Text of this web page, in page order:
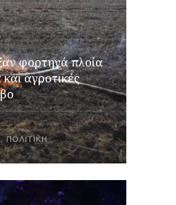
φορτηγά πλοία
αγροτικές
,ΠΟΛΙΤΙΚΉ